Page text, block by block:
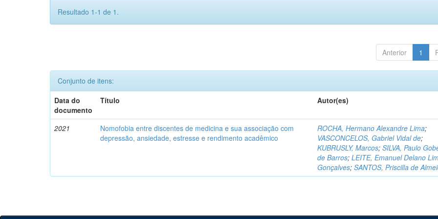
Resultado 1-1 de 1.
Anterior 1
Conjunto de itens:
Data do
documento
Título Autor(es)
2021
Nomofobia entre discentes de medicina e sua associação com
depressão, ansiedade, estresse e rendimento acadêmico
ROCHA, Hermano Alexandre Lima;
VASCONCELOS, Gabriel Vidal de;
KUBRUSLY, Marcos;SILVA, Paulo
de Barros;LEITE, Emanuel Delano
Gonçalves;SANTOS, Priscilla de